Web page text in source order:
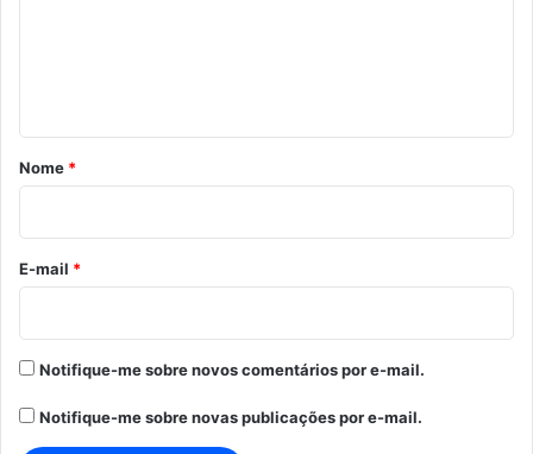
r
o
*
Nome *
E-mail *
Notifique-me sobre novos comentários por e-mail.
Notifique-me sobre novas publicações por e-mail.